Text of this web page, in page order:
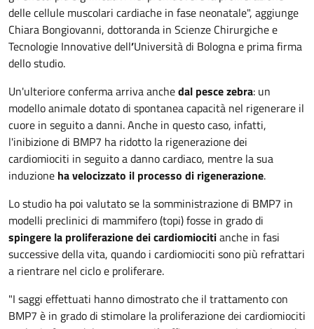
delle cellule muscolari cardiache in fase neonatale", aggiunge
Chiara Bongiovanni, dottoranda in Scienze Chirurgiche e
Tecnologie Innovative dell’Università di Bologna e prima firma
dello studio.
Un'ulteriore conferma arriva anchedal pesce zebra: un
modello animale dotato di spontanea capacità nel rigenerare il
cuore in seguito a danni. Anche in questo caso, infatti,
l'inibizione di BMP7 ha ridotto la rigenerazione dei
cardiomiociti in seguito a danno cardiaco, mentre la sua
induzione ha velocizzato il processo di rigenerazione.
Lo studio ha poi valutato se la somministrazione di BMP7 in
modelli preclinici di mammifero (topi) fosse in grado di
spingere la proliferazione dei cardiomiocitianche in fasi
successive della vita, quando i cardiomiociti sono più refrattari
a rientrare nel ciclo e proliferare.
"I saggi effettuati hanno dimostrato che il trattamento con
BMP7 è in grado di stimolare la proliferazione dei cardiomiociti